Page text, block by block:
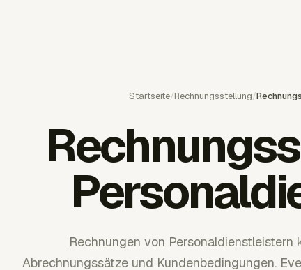
Startseite/Rechnungsstellung/
Rechnungen von
Abrechnungssätze und Kundenbedingungen.